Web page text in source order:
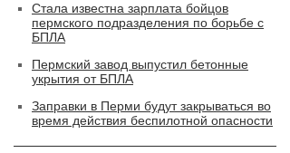
Стала известна зарплата бойцов
пермского подразделения по борьбе с
БПЛА
Пермский завод выпустил бетонные
укрытия от БПЛА
Заправки в Перми будут закрываться во
время действия беспилотной опасности